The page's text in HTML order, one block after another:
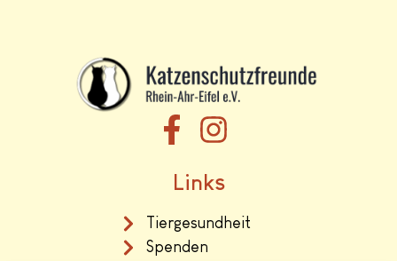
Links
Tiergesundheit
Spenden